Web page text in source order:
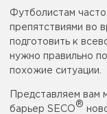
Футболистам часто
препятствиями во
подготовить к
нужно правильно
похожие ситуации.
Представляем вам
барьер SECO
®